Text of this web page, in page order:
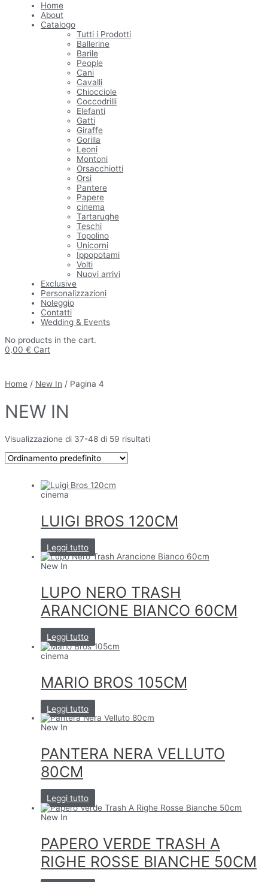
Home
About
Catalogo
Tutti i Prodotti
Ballerine
Barile
People
Cani
Cavalli
Chiocciole
Coccodrilli
Elefanti
Gatti
Giraffe
Gorilla
Leoni
Montoni
Orsacchiotti
Orsi
Pantere
Papere
cinema
Tartarughe
Teschi
Topolino
Unicorni
Ippopotami
Volti
Nuovi arrivi
Exclusive
Personalizzazioni
Noleggio
Contatti
Wedding & Events
No products in the cart.
0,00 € Cart
Home / New In / Pagina 4
NEW IN
Visualizzazione di 37-48 di 59 risultati
cinema
LUIGI BROS 120CM
Leggi tutto
New In
LUPO NERO TRASH
ARANCIONE BIANCO 60CM
Leggi tutto
cinema
MARIO BROS 105CM
Leggi tutto
New In
PANTERA NERA VELLUTO
80CM
Leggi tutto
New In
PAPERO VERDE TRASH A
RIGHE ROSSE BIANCHE 50CM